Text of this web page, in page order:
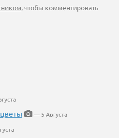
, чтобы комментировать
— 5 Августа